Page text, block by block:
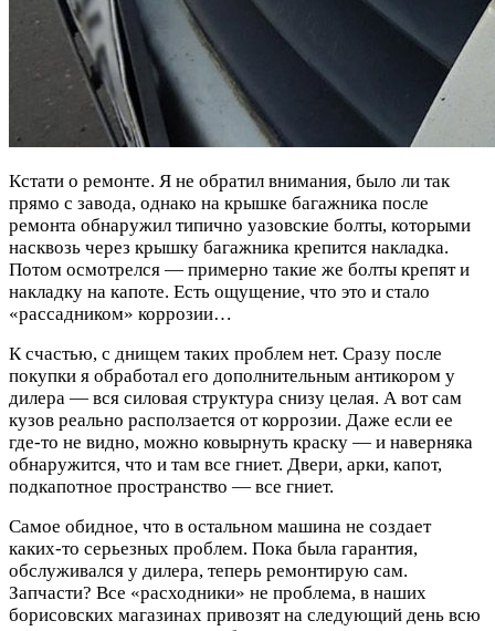
Кстати о ремонте. Я не обратил внимания, было ли так
прямо с завода, однако на крышке багажника после
ремонта обнаружил типично уазовские болты, которыми
насквозь через крышку багажника крепится накладка.
Потом осмотрелся — примерно такие же болты крепят и
накладку на капоте. Есть ощущение, что это и стало
«рассадником» коррозии…
К счастью, с днищем таких проблем нет. Сразу после
покупки я обработал его дополнительным антикором у
дилера — вся силовая структура снизу целая. А вот сам
кузов реально расползается от коррозии. Даже если ее
где-то не видно, можно ковырнуть краску — и наверняка
обнаружится, что и там все гниет. Двери, арки, капот,
подкапотное пространство — все гниет.
Самое обидное, что в остальном машина не создает
каких-то серьезных проблем. Пока была гарантия,
обслуживался у дилера, теперь ремонтирую сам.
Запчасти? Все «расходники» не проблема, в наших
борисовских магазинах привозят на следующий день всю